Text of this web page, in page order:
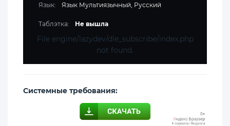
Язык: Язык Мультиязычный, Русский
Таблэтка: Не вышла
File engine/lazydev/dle_subscribe/index.php
not found.
Cистемные требования: